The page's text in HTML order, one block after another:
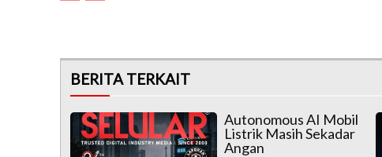
BERITA TERKAIT
Autonomous AI Mobil
Listrik Masih Sekadar
Angan